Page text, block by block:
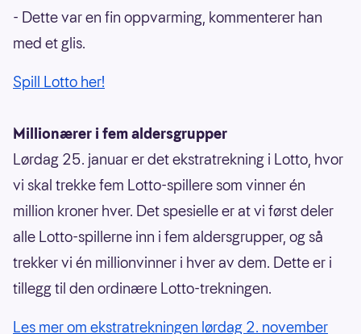
- Dette var en fin oppvarming, kommenterer han
med et glis.
Spill Lotto her!
Millionærer i fem aldersgrupper
Lørdag 25. januar er det ekstratrekning i Lotto, hvor
vi skal trekke fem Lotto-spillere som vinner én
million kroner hver. Det spesielle er at vi først deler
alle Lotto-spillerne inn i fem aldersgrupper, og så
trekker vi én millionvinner i hver av dem. Dette er i
tillegg til den ordinære Lotto-trekningen.
Les mer om ekstratrekningen lørdag 2. november